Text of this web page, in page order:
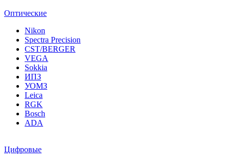
Оптические
Nikon
Spectra Precision
CST/BERGER
VEGA
Sokkia
ИПЗ
УОМЗ
Leica
RGK
Bosch
ADA
Цифровые